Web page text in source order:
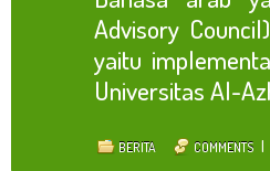
Advisory
yaitu
Universitas Al-
BERITA COMMENTS |